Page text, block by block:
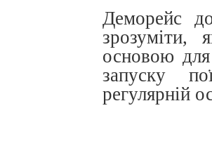
Деморейс
зрозуміти,
основою для
запуску
регулярній